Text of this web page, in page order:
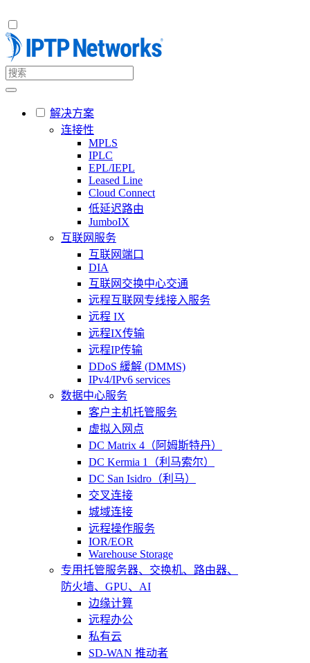
解决方案
连接性
MPLS
IPLC
EPL/IEPL
Leased Line
Cloud Connect
低延迟路由
JumboIX
互联网服务
互联网端口
DIA
互联网交换中心交通
远程互联网专线接入服务
远程 IX
远程IX传输
远程IP传输
DDoS 緩解 (DMMS)
IPv4/IPv6 services
数据中心服务
客户主机托管服务
虚拟入网点
DC Matrix 4（阿姆斯特丹）
DC Kermia 1（利马索尔）
DC San Isidro（利马）
交叉连接
城域连接
远程操作服务
IOR/EOR
Warehouse Storage
专用托管服务器、交换机、路由器、
防火墙、GPU、AI
边缘计算
远程办公
私有云
SD-WAN 推动者